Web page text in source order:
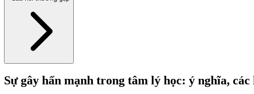
Sự gây hấn mạnh trong tâm lý học: ý nghĩa,